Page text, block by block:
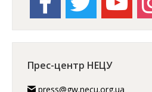
Прес-центр НЕЦУ
press@gw.necu.org.ua